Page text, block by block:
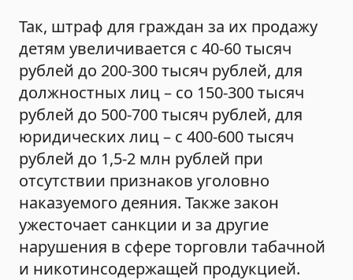
Так, штраф для граждан за их продажу
детям увеличивается с 40-60 тысяч
рублей до 200-300 тысяч рублей, для
должностных лиц – со 150-300 тысяч
рублей до 500-700 тысяч рублей, для
юридических лиц – с 400-600 тысяч
рублей до 1,5-2 млн рублей при
отсутствии признаков уголовно
наказуемого деяния. Также закон
ужесточает санкции и за другие
нарушения в сфере торговли табачной
и никотинсодержащей продукцией.